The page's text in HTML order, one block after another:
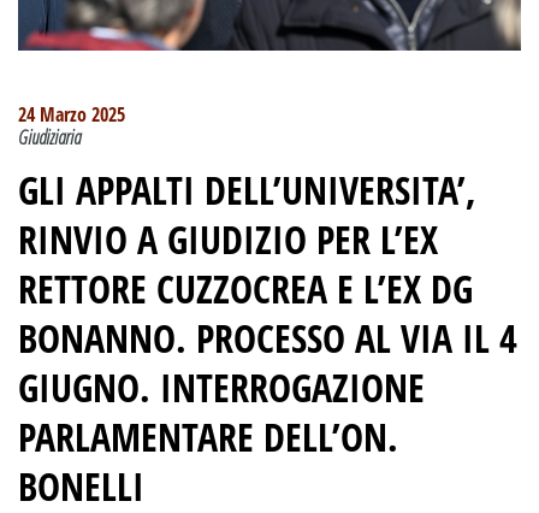
24 Marzo 2025
Giudiziaria
GLI APPALTI DELL’UNIVERSITA’,
RINVIO A GIUDIZIO PER L’EX
RETTORE CUZZOCREA E L’EX DG
BONANNO. PROCESSO AL VIA IL 4
GIUGNO. INTERROGAZIONE
PARLAMENTARE DELL’ON.
BONELLI